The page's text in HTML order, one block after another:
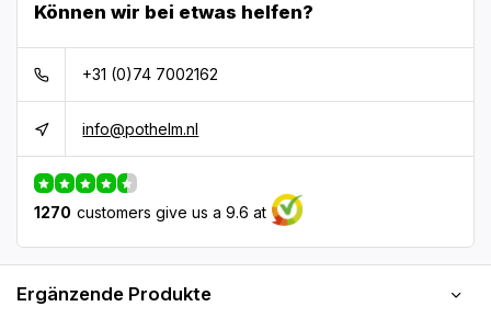
Können wir bei etwas helfen?
+31 (0)74 7002162
info@pothelm.nl
1270 customers give us a 9.6 at
Ergänzende Produkte